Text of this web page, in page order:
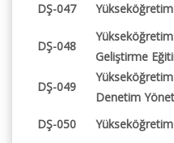
DŞ-047
DŞ-048
Yükseköğretim
Geliştirme
DŞ-049
Denetim
DŞ-050